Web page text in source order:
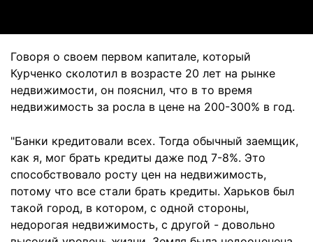
Говоря о своем первом капитале, который
Курченко сколотил в возрасте 20 лет на рынке
недвижимости, он пояснил, что в то время
недвижимость за росла в цене на 200-300% в год.
"Банки кредитовали всех. Тогда обычный заемщик,
как я, мог брать кредиты даже под 7-8%. Это
способствовало росту цен на недвижимость,
потому что все стали брать кредиты. Харьков был
такой город, в котором, с одной стороны,
недорогая недвижимость, с другой - довольно